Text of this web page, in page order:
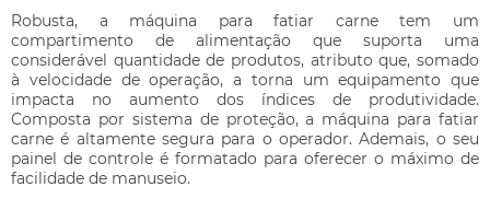
Robusta, a máquina para fatiar carnetem um
compartimento de alimentação que suporta uma
considerável quantidade de produtos, atributo que, somado
à velocidade de operação, a torna um equipamento que
impacta no aumento dos índices de produtividade.
Composta por sistema de proteção, a máquina para fatiar
carne é altamente segura para o operador. Ademais, o seu
painel de controle é formatado para oferecer o máximo de
facilidade de manuseio.